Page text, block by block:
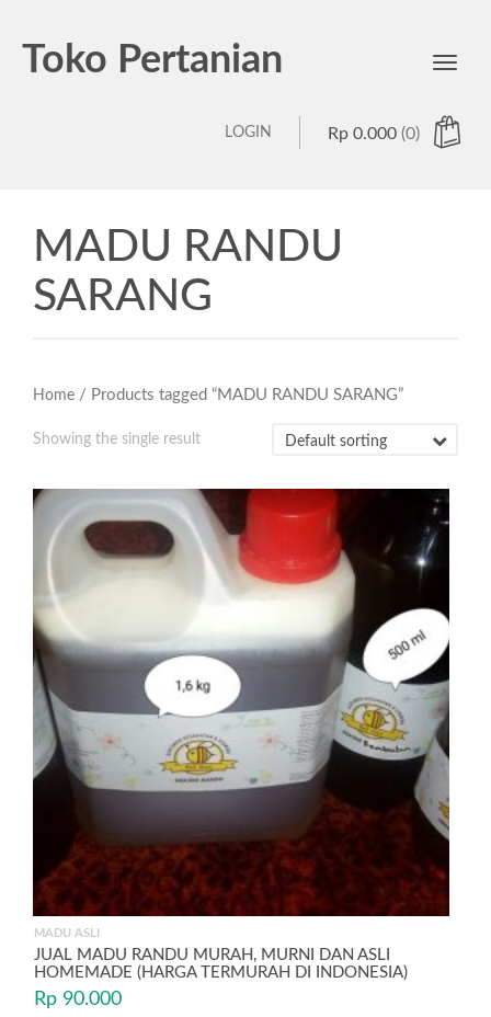
Toko Pertanian
Toggle
Rp 0.000 (0)
LOGIN
MADU RANDU
SARANG
Home / Products tagged “MADU RANDU SARANG”
Showing the single result
MADU ASLI
JUAL MADU RANDU MURAH, MURNI DAN ASLI
HOMEMADE (HARGA TERMURAH DI INDONESIA)
Rp 90.000